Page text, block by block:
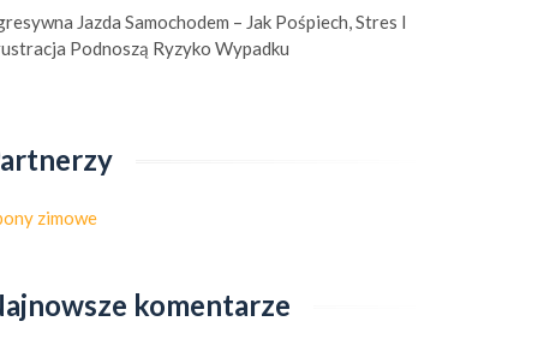
Jazda Samochodem – Jak Pośpiech, Stres I
Podnoszą Ryzyko Wypadku
zimowe
komentarze